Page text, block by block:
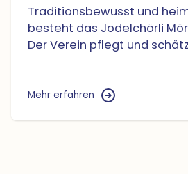
Traditionsbewusst und
besteht das Jodelchörli
Der Verein pflegt und
Zäuerli und auch der Jutz
Mehr erfahren